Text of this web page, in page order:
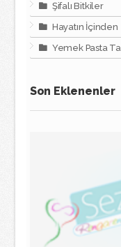
Şifalı Bitkiler
Hayatın İçinden
Yemek Pasta
Son Eklenenler